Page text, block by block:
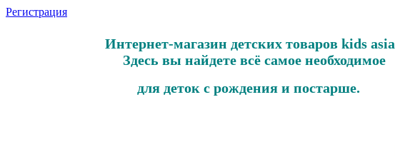
Регистрация
Интернет-магазин детских товаров kids asia
Здесь вы найдете всё самое необходимое
для деток с рождения и постарше.